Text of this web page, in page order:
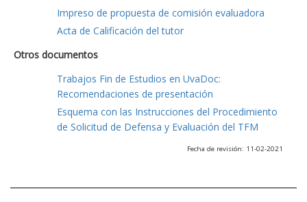
Impreso de propuesta de comisión evaluadora
Acta de Calificación del tutor
Otros documentos
Trabajos Fin de Estudios en UvaDoc:
Recomendaciones de presentación
Esquema con las Instrucciones del Procedimiento
de Solicitud de Defensa y Evaluación del TFM
Fecha de revisión: 11-02-2021